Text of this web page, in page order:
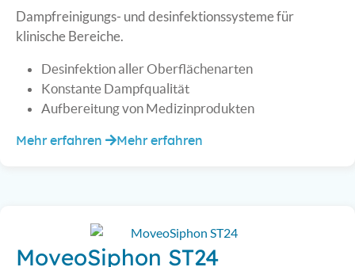
Dampfreinigungs- und desinfektionssysteme für
klinische Bereiche.
Desinfektion aller Oberflächenarten
Konstante Dampfqualität
Aufbereitung von Medizinprodukten
Mehr erfahren Mehr erfahren
MoveoSiphon ST24